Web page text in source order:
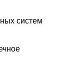
систем